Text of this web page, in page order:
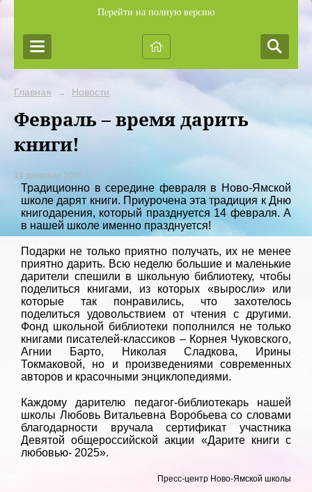
Перейти на полную версию
Главная → Новости
Февраль – время дарить
книги!
14 февраля 2025 г.
Традиционно в середине февраля в Ново-Ямской
школе дарят книги. Приурочена эта традиция к Дню
книгодарения, который празднуется 14 февраля. А
в нашей школе именно празднуется!
Подарки не только приятно получать, их не менее
приятно дарить. Всю неделю большие и маленькие
дарители спешили в школьную библиотеку, чтобы
поделиться книгами, из которых «выросли» или
которые так понравились, что захотелось
поделиться удовольствием от чтения с другими.
Фонд школьной библиотеки пополнился не только
книгами писателей-классиков – Корнея Чуковского,
Агнии Барто, Николая Сладкова, Ирины
Токмаковой, но и произведениями современных
авторов и красочными энциклопедиями.
Каждому дарителю педагог-библиотекарь нашей
школы Любовь Витальевна Воробьева со словами
благодарности вручала сертификат участника
Девятой общероссийской акции «Дарите книги с
любовью- 2025».
Пресс-центр Ново-Ямской школы